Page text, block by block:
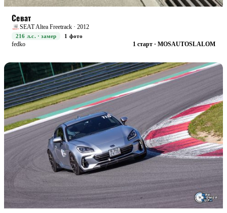
Севат
SEAT Altea Freetrack · 2012
216 л.с. · замер
1 фото
fedko
1 старт · MOSAUTOSLALOM